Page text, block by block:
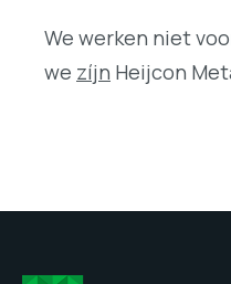
We werken niet
we zíjn Heijcon